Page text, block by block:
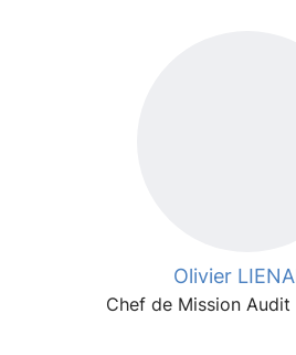
Olivier
Chef de Mission